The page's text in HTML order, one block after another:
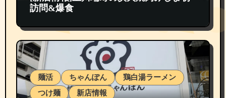
訪問&爆食
麺活 ちゃんぽん
鶏白湯ラーメン
つけ麺
新店情報